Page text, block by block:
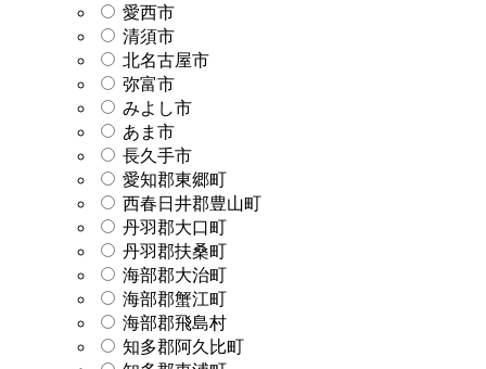
愛西市
清須市
北名古屋市
弥富市
みよし市
あま市
長久手市
愛知郡東郷町
西春日井郡豊山町
丹羽郡大口町
丹羽郡扶桑町
海部郡大治町
海部郡蟹江町
海部郡飛島村
知多郡阿久比町